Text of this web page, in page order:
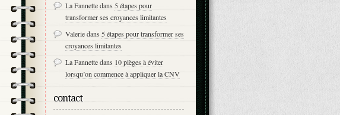
La Fannettedans 5 étapes pour
transformer ses croyances limitantes
Valeriedans 5 étapes pour transformer ses
croyances limitantes
La Fannettedans 10 pièges à éviter
lorsqu’on commence à appliquer la CNV
contact